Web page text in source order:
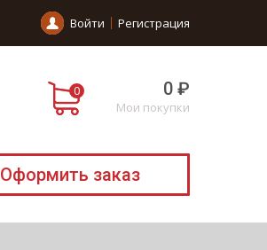
Войти Регистрация
0 ₽
Мои покупки
Оформить заказ